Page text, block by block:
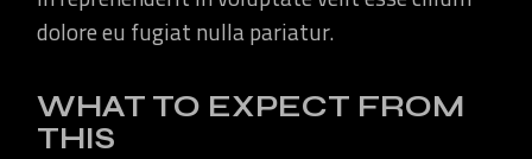
dolore eu fugiat nulla pariatur.
WHAT TO EXPECT FROM
THIS